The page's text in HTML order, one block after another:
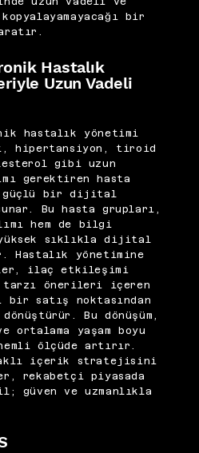
bir
Hastalık
Uzun Vadeli
hastalık yönetimi
hipertansiyon, tiroid
gibi uzun
gerektiren hasta
güçlü bir dijital
Bu hasta grupları,
hem de bilgi
sıklıkla dijital
Hastalık yönetimine
ilaç etkileşimi
önerileri içeren
satış noktasından
dönüştürür. Bu dönüşüm,
ortalama yaşam boyu
ölçüde artırır.
içerik stratejisini
rekabetçi piyasada
güven ve uzmanlıkla